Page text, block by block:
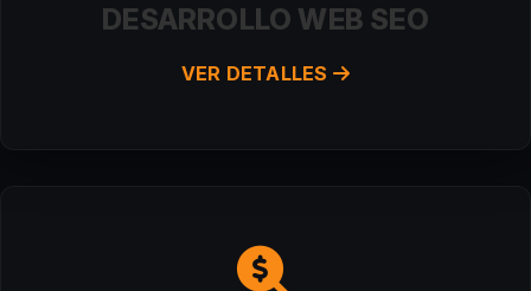
DESARROLLO WEB SEO
VER DETALLES